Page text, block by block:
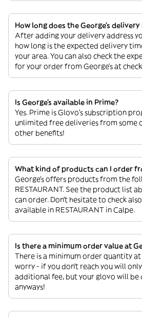
How long does the George's delivery
After adding your delivery address
how long is the expected delivery
your area. You can also check the
for your order from George's at
Is George's available in Prime?
Yes. Prime is Glovo’s subscription
unlimited free deliveries from some
other benefits!
What kind of products can I order
George's offers products from the
RESTAURANT. See the product list
can order. Don’t hesitate to check
available in RESTAURANT in Calpe.
Is there a minimum order value at
There is a minimum order quantity at
worry - if you don’t reach you will
additional fee, but your glovo will be
anyways!